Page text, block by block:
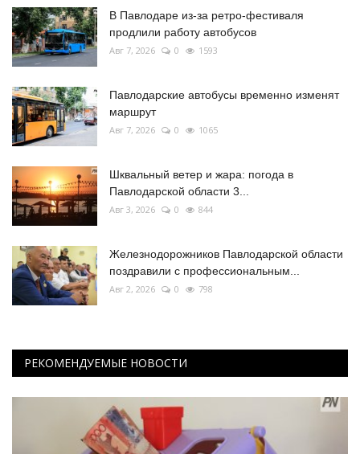
В Павлодаре из-за ретро-фестиваля
продлили работу автобусов
Авг 7, 2026 0 1593
Павлодарские автобусы временно изменят
маршрут
Авг 7, 2026 0 1065
Шквальный ветер и жара: погода в
Павлодарской области 3...
Авг 3, 2026 0 844
Железнодорожников Павлодарской области
поздравили с профессиональным...
Авг 2, 2026 0 798
РЕКОМЕНДУЕМЫЕ НОВОСТИ